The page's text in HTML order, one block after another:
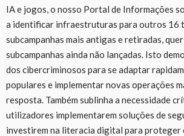
IA e jogos, o nosso Portal de Informações
a identificar infraestruturas para outros 16
subcampanhas mais antigas e retiradas,
subcampanhas ainda não lançadas. Isto
dos cibercriminosos para se adaptar
populares e implementar novas operações
resposta. Também sublinha a necessidade
utilizadores implementarem soluções de
investirem na literacia digital para proteger